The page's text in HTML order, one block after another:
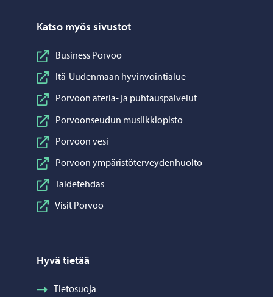
Katso myös sivustot
Business Porvoo
Itä-Uudenmaan hyvinvointialue
Porvoon ateria- ja puhtauspalvelut
Porvoonseudun musiikkiopisto
Porvoon vesi
Porvoon ympäristöterveydenhuolto
Taidetehdas
Visit Porvoo
Hyvä tietää
Tietosuoja